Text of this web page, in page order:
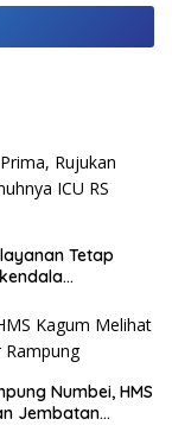
Tetap
Numbei, HMS
Jembatan